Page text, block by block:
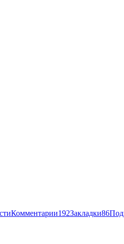
Комментарии192Закладки86